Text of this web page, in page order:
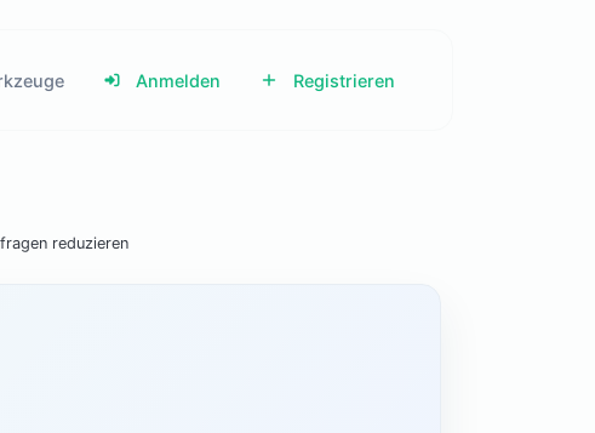
Anmelden Registrieren
reduzieren